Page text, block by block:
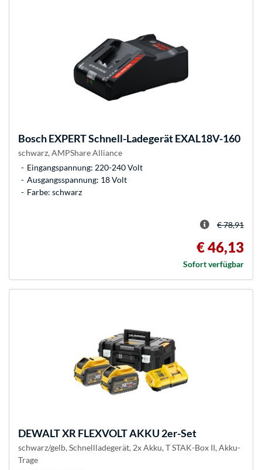
BoschEXPERT Schnell-Ladegerät EXAL18V-160
schwarz, AMPShare Alliance
Eingangspannung: 220-240 Volt
Ausgangsspannung: 18 Volt
Farbe: schwarz
€ 78,91
€ 46,13
Sofort verfügbar
DEWALTXR FLEXVOLT AKKU 2er-Set
schwarz/gelb, Schnellladegerät, 2x Akku, T STAK-Box II, Akku-
Trage